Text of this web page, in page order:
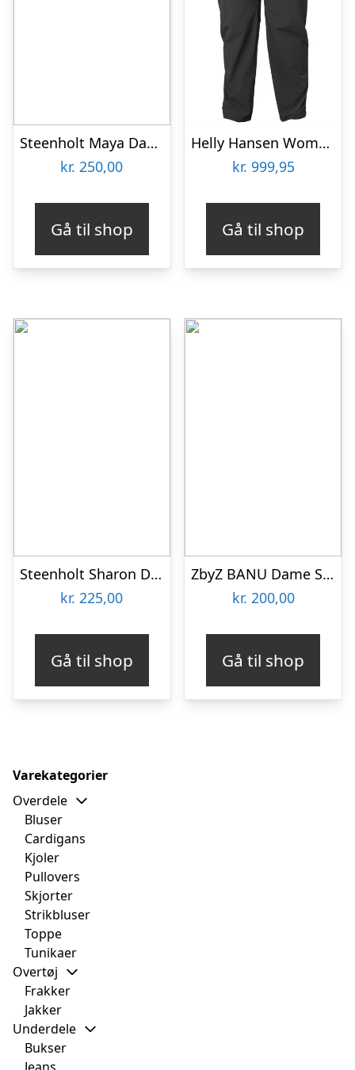
Steenholt Maya Dame Bukser Plus Size – Light Grey – 52
kr. 250,00
Gå til shop
Helly Hansen Womens Brona Softshell Plus Pant, Ebony
kr. 999,95
Gå til shop
Steenholt Sharon Dame Bukser Plus Size – Cobblestone – 52
kr. 225,00
Gå til shop
ZbyZ BANU Dame Sweatpants Plus Size – Army – 42/44
kr. 200,00
Gå til shop
Varekategorier
Overdele
Bluser
Cardigans
Kjoler
Pullovers
Skjorter
Strikbluser
Toppe
Tunikaer
Overtøj
Frakker
Jakker
Underdele
Bukser